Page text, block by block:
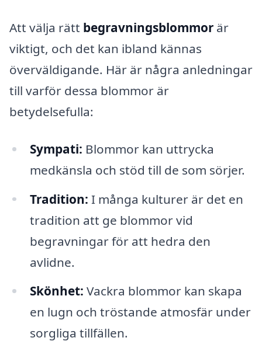
Att välja rätt begravningsblommor är
viktigt, och det kan ibland kännas
överväldigande. Här är några anledningar
till varför dessa blommor är
betydelsefulla:
Sympati: Blommor kan uttrycka
medkänsla och stöd till de som sörjer.
Tradition: I många kulturer är det en
tradition att ge blommor vid
begravningar för att hedra den
avlidne.
Skönhet: Vackra blommor kan skapa
en lugn och tröstande atmosfär under
sorgliga tillfällen.